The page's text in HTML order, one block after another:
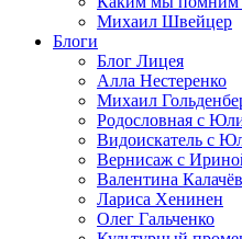
Михаил Швейцер
Блоги
Блог Лицея
Алла Нестеренко
Михаил
Родословная с
Видоискатель с
Вернисаж с
Валентина
Лариса Хенинен
Олег Гальченко